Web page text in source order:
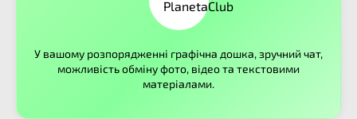
У вашому розпорядженні графічна дошка, зручний чат,
можливість обміну фото, відео та текстовими
матеріалами.